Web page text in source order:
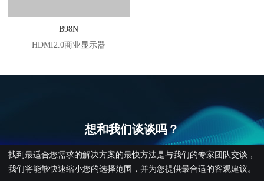
B98N
HDMI2.0商业显示器
想和我们谈谈吗？
找到最适合您需求的解决方案的最快方法是与我们的专家团队交谈，
我们将能够快速缩小您的选择范围，并为您提供最合适的客观建议。